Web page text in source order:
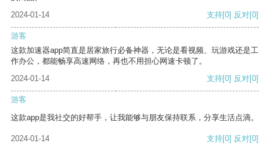
2024-01-14
支持[0] 反对[0]
游客
这款加速器app简直是居家旅行必备神器，无论是看视频、玩游戏还是工
作办公，都能畅享高速网络，再也不用担心网速卡顿了。
2024-01-14
支持[0] 反对[0]
游客
这款app是我社交的好帮手，让我能够与朋友保持联系，分享生活点滴。
2024-01-14 支持[0] 反对[0]